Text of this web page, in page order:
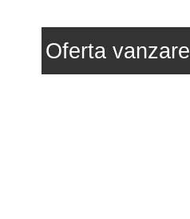
Oferta vanzare